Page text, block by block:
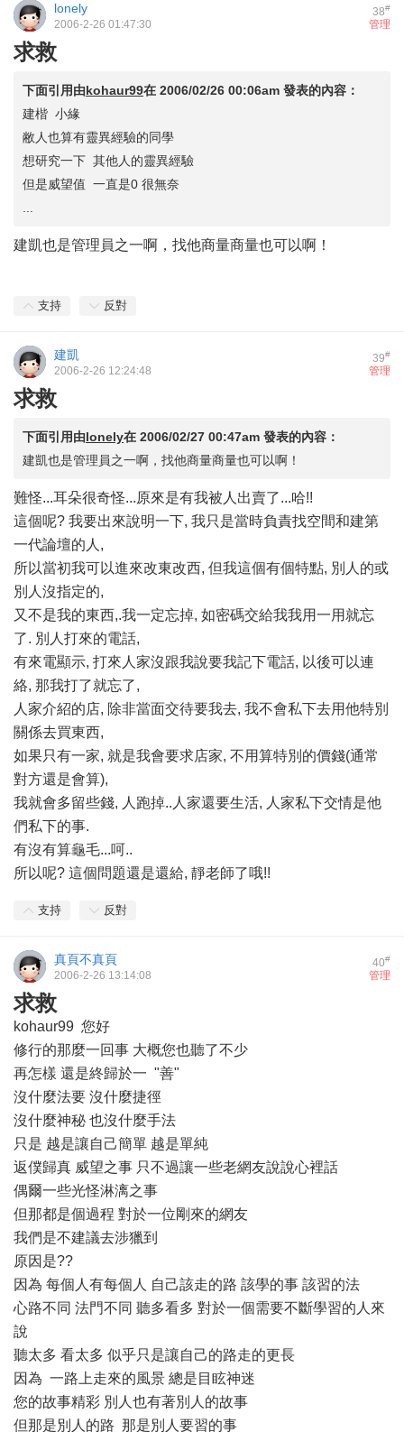
38#
lonely
管理
2006-2-26 01:47:30
求救
下面引用由kohaur99在 2006/02/26 00:06am 發表的內容：
建楷 小緣
敝人也算有靈異經驗的同學
想研究一下 其他人的靈異經驗
但是威望值 一直是0 很無奈
建凱也是管理員之一啊，找他商量商量也可以啊！
支持 反對
39#
建凱
管理
2006-2-26 12:24:48
求救
下面引用由lonely在 2006/02/27 00:47am 發表的內容：
建凱也是管理員之一啊，找他商量商量也可以啊！
難怪...耳朵很奇怪...原來是有我被人出賣了...哈!!
這個呢? 我要出來說明一下, 我只是當時負責找空間和建第
一代論壇的人,
所以當初我可以進來改東改西, 但我這個有個特點, 別人的或
別人沒指定的,
又不是我的東西,.我一定忘掉, 如密碼交給我我用一用就忘
了. 別人打來的電話,
有來電顯示, 打來人家沒跟我說要我記下電話, 以後可以連
絡, 那我打了就忘了,
人家介紹的店, 除非當面交待要我去, 我不會私下去用他特別
關係去買東西,
如果只有一家, 就是我會要求店家, 不用算特別的價錢(通常
對方還是會算),
我就會多留些錢, 人跑掉..人家還要生活, 人家私下交情是他
們私下的事.
有沒有算龜毛...呵..
所以呢? 這個問題還是還給, 靜老師了哦!!
支持 反對
40#
真頁不真頁
管理
2006-2-26 13:14:08
求救
kohaur99 您好
修行的那麼一回事 大概您也聽了不少
再怎樣 還是終歸於一 "善"
沒什麼法要 沒什麼捷徑
沒什麼神秘 也沒什麼手法
只是 越是讓自己簡單 越是單純
返僕歸真 威望之事 只不過讓一些老網友說說心裡話
偶爾一些光怪淋漓之事
但那都是個過程 對於一位剛來的網友
我們是不建議去涉獵到
原因是??
因為 每個人有每個人 自己該走的路 該學的事 該習的法
心路不同 法門不同 聽多看多 對於一個需要不斷學習的人來
說
聽太多 看太多 似乎只是讓自己的路走的更長
因為 一路上走來的風景 總是目眩神迷
您的故事精彩 別人也有著別人的故事
但那是別人的路 那是別人要習的事